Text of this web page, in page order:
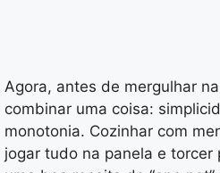
Agora, antes de mergulhar
combinar uma coisa:
monotonia. Cozinhar com
jogar tudo na panela e torcer